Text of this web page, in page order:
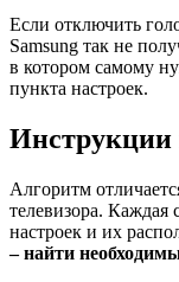
Если отключить
Samsung так не
в котором самому
пункта настроек.
Алгоритм
телевизора.
настроек и их
– найти